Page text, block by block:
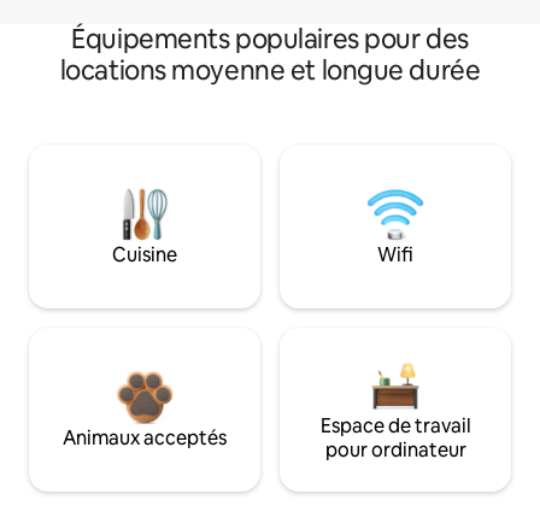
Équipements populaires pour des
locations moyenne et longue durée
Cuisine Wifi
Animaux acceptés
Espace de travail
pour ordinateur